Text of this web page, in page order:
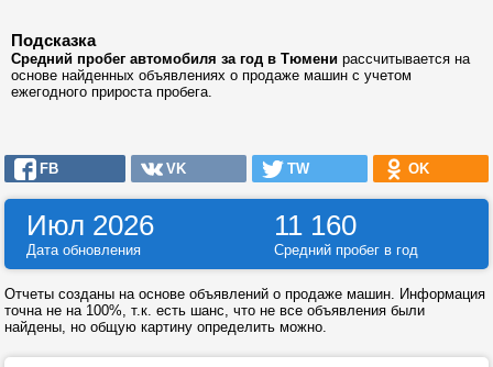
Подсказка
Средний пробег автомобиля за год в Тюмени рассчитывается на
основе найденных объявлениях о продаже машин с учетом
ежегодного прироста пробега.
FB VK TW OK
Июл 2026 11 160
Дата обновления Средний пробег в год
Отчеты созданы на основе объявлений о продаже машин. Информация
точна не на 100%, т.к. есть шанс, что не все объявления были
найдены, но общую картину определить можно.